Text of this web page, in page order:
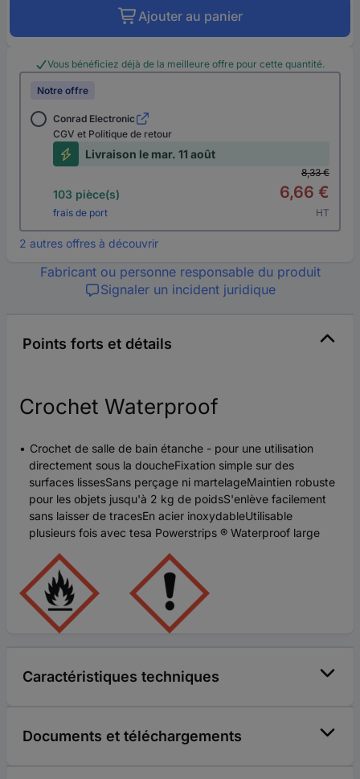
Ajouter au panier
Vous bénéficiez déjà de la meilleure offre pour cette quantité.
Notre offre
Conrad Electronic
CGV et Politique de retour
Livraison le mar. 11 août
103 pièce(s)
frais de port
8,33 €
6,66 €
HT
2 autres offres à découvrir
Fabricant ou personne responsable du produit
Signaler un incident juridique
Points forts et détails
Crochet Waterproof
Crochet de salle de bain étanche - pour une utilisation
directement sous la doucheFixation simple sur des
surfaces lissesSans perçage ni martelageMaintien robuste
pour les objets jusqu'à 2 kg de poidsS'enlève facilement
sans laisser de tracesEn acier inoxydableUtilisable
plusieurs fois avec tesa Powerstrips ® Waterproof large
Caractéristiques techniques
Documents et téléchargements